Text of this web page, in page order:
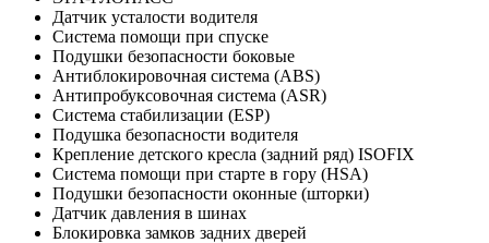
Датчик усталости водителя
Система помощи при спуске
Подушки безопасности боковые
Антиблокировочная система (ABS)
Антипробуксовочная система (ASR)
Система стабилизации (ESP)
Подушка безопасности водителя
Крепление детского кресла (задний ряд) ISOFIX
Система помощи при старте в гору (HSA)
Подушки безопасности оконные (шторки)
Датчик давления в шинах
Блокировка замков задних дверей